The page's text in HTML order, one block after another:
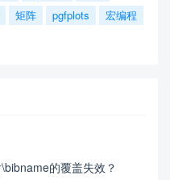
矩阵 pgfplots
宏编程
的覆盖失效？